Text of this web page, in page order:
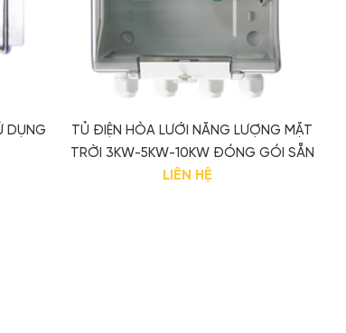
DỤNG
TỦ ĐIỆN HÒA LƯỚI NĂNG LƯỢNG MẶT
TRỜI 3KW-5KW-10KW ĐÓNG GÓI SẴN
LIÊN HỆ